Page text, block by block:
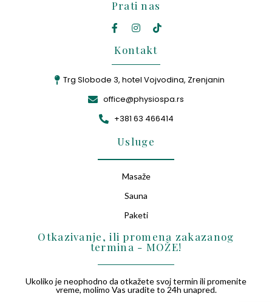
Prati nas
Kontakt
Trg Slobode 3, hotel Vojvodina, Zrenjanin
office@physiospa.rs
+381 63 466414
Usluge
Masaže
Sauna
Paketi
Otkazivanje, ili promena zakazanog
termina - MOŽE!
Ukoliko je neophodno da otkažete svoj termin ili promenite
vreme, molimo Vas uradite to 24h unapred.